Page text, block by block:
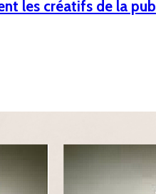
les créatifs de la pub